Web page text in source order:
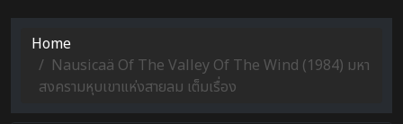
Home
Nausicaä Of The Valley Of The Wind (1984) มหา
สงครามหุบเขาแห่งสายลม เต็มเรื่อง